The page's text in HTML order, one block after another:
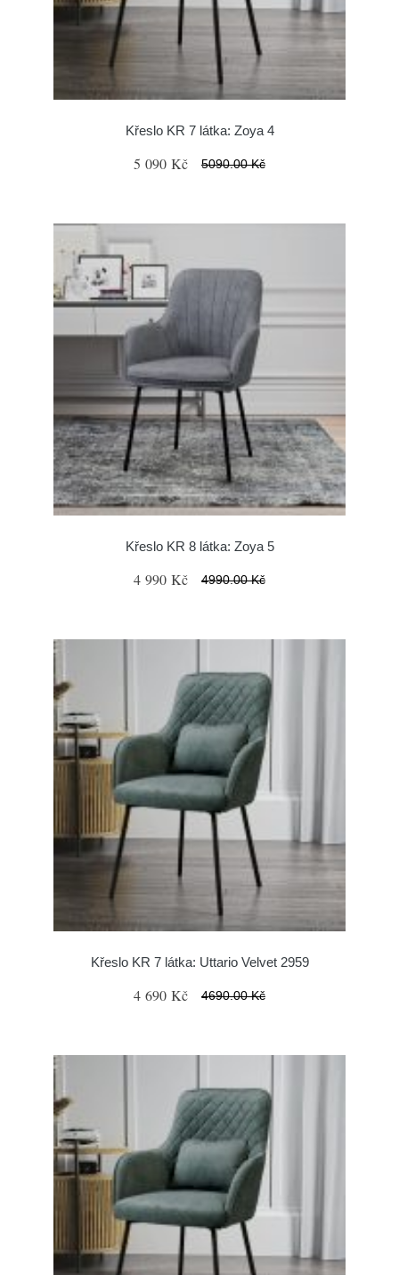
Křeslo KR 7 látka: Zoya 4
5 090 Kč 5090.00 Kč
Křeslo KR 8 látka: Zoya 5
4 990 Kč 4990.00 Kč
Křeslo KR 7 látka: Uttario Velvet 2959
4 690 Kč 4690.00 Kč